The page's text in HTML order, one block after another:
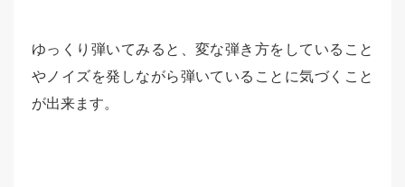
ゆっくり弾いてみると、変な弾き方をしていること
やノイズを発しながら弾いていることに気づくこと
が出来ます。